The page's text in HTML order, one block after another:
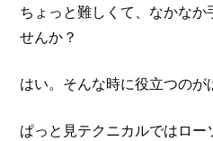
ちょっと難しくて、なかなか
せんか？
はい。そんな時に役立つのが
ぱっと見テクニカルではロ